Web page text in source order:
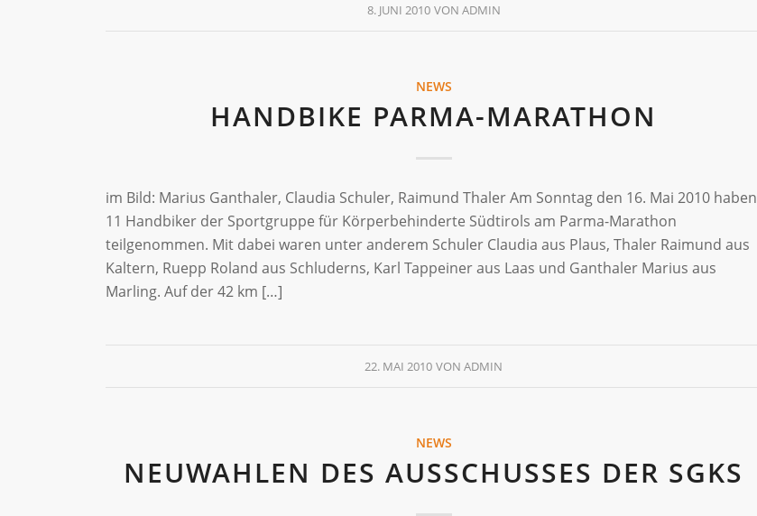
8. JUNI 2010 VON ADMIN
NEWS
HANDBIKE PARMA-MARATHON
im Bild: Marius Ganthaler, Claudia Schuler, Raimund Thaler Am Sonntag den 16. Mai 2010 haben
11 Handbiker der Sportgruppe für Körperbehinderte Südtirols am Parma-Marathon
teilgenommen. Mit dabei waren unter anderem Schuler Claudia aus Plaus, Thaler Raimund aus
Kaltern, Ruepp Roland aus Schluderns, Karl Tappeiner aus Laas und Ganthaler Marius aus
Marling. Auf der 42 km […]
22. MAI 2010 VONADMIN
NEWS
NEUWAHLEN DES AUSSCHUSSES DER SGKS